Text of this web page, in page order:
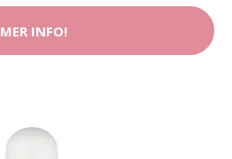
MER INFO!